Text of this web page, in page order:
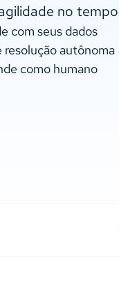
no
com seus dados
resolução autônoma
como humano